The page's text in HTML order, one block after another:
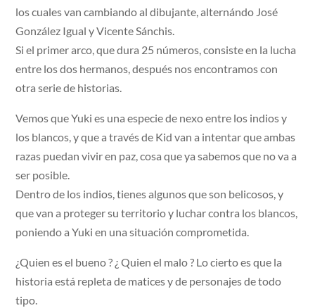
los cuales van cambiando al dibujante, alternándo José
González Igual y Vicente Sánchis.
Si el primer arco, que dura 25 números, consiste en la lucha
entre los dos hermanos, después nos encontramos con
otra serie de historias.
Vemos que Yuki es una especie de nexo entre los indios y
los blancos, y que a través de Kid van a intentar que ambas
razas puedan vivir en paz, cosa que ya sabemos que no va a
ser posible.
Dentro de los indios, tienes algunos que son belicosos, y
que van a proteger su territorio y luchar contra los blancos,
poniendo a Yuki en una situación comprometida.
¿Quien es el bueno ? ¿ Quien el malo ? Lo cierto es que la
historia está repleta de matices y de personajes de todo
tipo.